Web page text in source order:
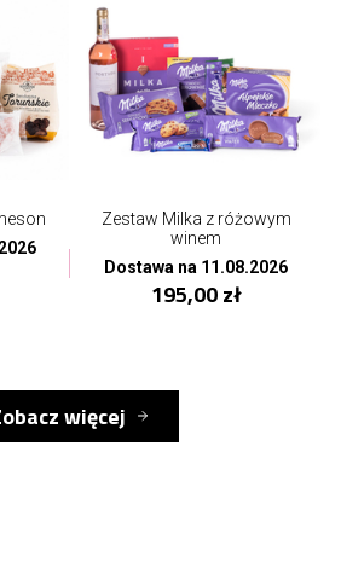
Zestaw Milka z różowym
winem
Dostawa na 11.08.2026
195,00 zł
więcej